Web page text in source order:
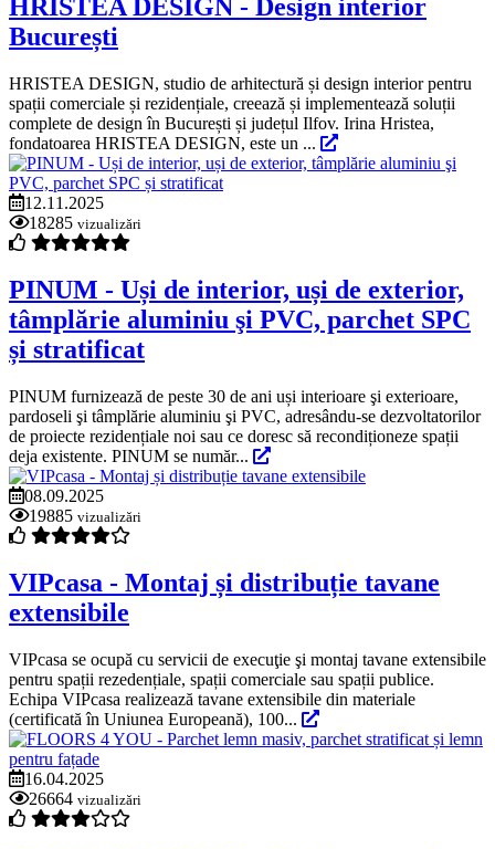
HRISTEA DESIGN - Design interior
București
HRISTEA DESIGN, studio de arhitectură și design interior pentru
spații comerciale și rezidențiale, creează și implementează soluții
complete de design în București și județul Ilfov. Irina Hristea,
fondatoarea HRISTEA DESIGN, este un ...
12.11.2025
18285 vizualizări
PINUM - Uși de interior, uși de exterior,
tâmplărie aluminiu şi PVC, parchet SPC
și stratificat
PINUM furnizează de peste 30 de ani uși interioare şi exterioare,
pardoseli şi tâmplărie aluminiu şi PVC, adresându-se dezvoltatorilor
de proiecte rezidențiale noi sau ce doresc să recondiționeze spații
deja existente. PINUM se număr...
08.09.2025
19885 vizualizări
VIPcasa - Montaj și distribuție tavane
extensibile
VIPcasa se ocupă cu servicii de execuţie şi montaj tavane extensibile
pentru spații rezedențiale, spații comerciale sau spații publice.
Echipa VIPcasa realizează tavane extensibile din materiale
(certificată în Uniunea Europeană), 100...
16.04.2025
26664 vizualizări